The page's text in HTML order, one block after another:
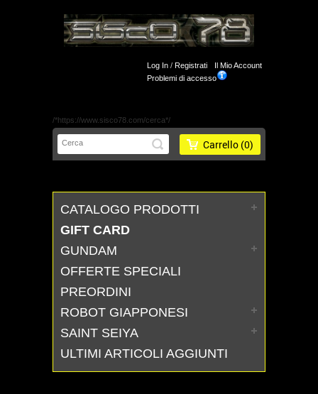
/*https://www.sisco78.com/cerca*/
Log In / Registrati
Il Mio Account
Problemi di accesso
Carrello (0)
CATALOGO PRODOTTI
GIFT CARD
GUNDAM
OFFERTE SPECIALI
PREORDINI
ROBOT GIAPPONESI
SAINT SEIYA
ULTIMI ARTICOLI AGGIUNTI